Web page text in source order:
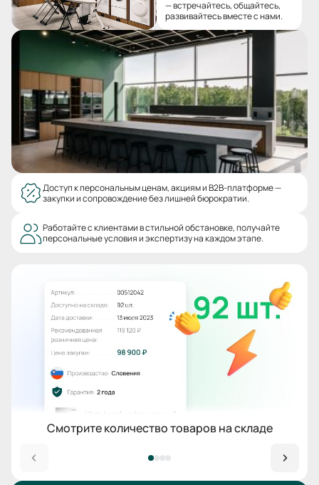
— встречайтесь, общайтесь,
развивайтесь вместе с нами.
Доступ к персональным ценам, акциям и B2B-платформе —
закупки и сопровождение без лишней бюрократии.
Работайте с клиентами в стильной обстановке, получайте
персональные условия и экспертизу на каждом этапе.
Смотрите количество товаров на складе